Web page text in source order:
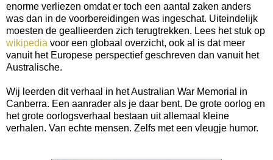
enorme verliezen omdat er toch een aantal zaken anders
was dan in de voorbereidingen was ingeschat. Uiteindelijk
moesten de geallieerden zich terugtrekken. Lees het stuk op
wikipedia voor een globaal overzicht, ook al is dat meer
vanuit het Europese perspectief geschreven dan vanuit het
Australische.
Wij leerden dit verhaal in het Australian War Memorial in
Canberra. Een aanrader als je daar bent. De grote oorlog en
het grote oorlogsverhaal bestaan uit allemaal kleine
verhalen. Van echte mensen. Zelfs met een vleugje humor.